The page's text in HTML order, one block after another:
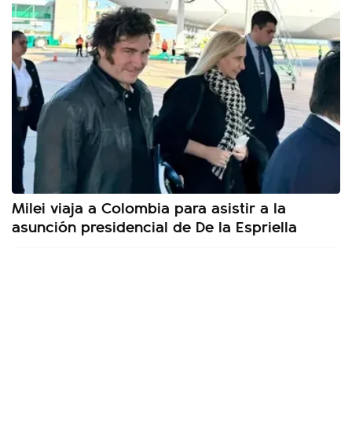
Milei viaja a Colombia para asistir a la
asunción presidencial de De la Espriella